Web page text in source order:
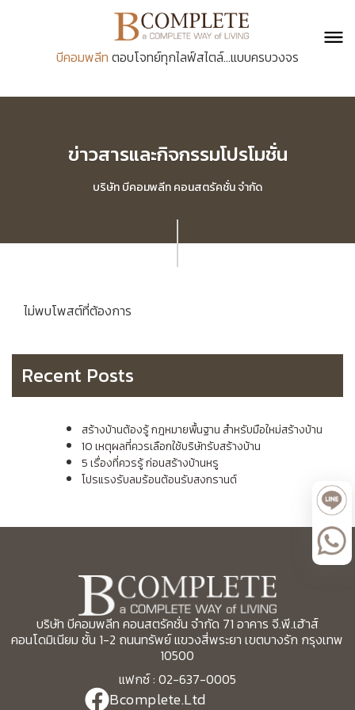
บีคอมพลีท ตอบโจทย์ทุกไลฟ์สไตล์...แบบครบวงจร
ข่าวสารและกิจกรรมโปรโมชั่น
บริษัท บีคอมพลีท คอนสตรัคชั่น จำกัด
ไม่พบโพสต์ที่ต้องการ
Recent Posts
สร้างบ้านต้องรู้ กฎหมายพื้นฐาน สำหรับมือใหม่สร้างบ้าน
10 เหตุผลที่ควรเลือกใช้บริษัทรับสร้างบ้าน
5 เรื่องที่ควรรู้ ก่อนสร้างบ้านหรู
โปรแรงรับลมร้อนต้อนรับสงกรานต์
บริษัท บีคอมพลีท คอนสตรัคชั่น จำกัด 71 อาคาร จี.พี.เฮ้าส์
คอนโดมิเนียม ชั้น 1-2 ถนนทรัพย์ แขวงสี่พระยา เขตบางรัก กรุงเทพ
10500
แฟกซ์ : 02-637-0005
Bcomplete.Ltd